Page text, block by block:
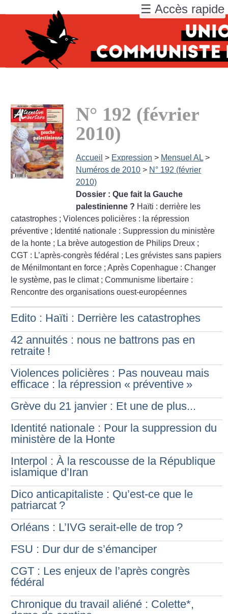
N° 192 (février
2010)
Accueil > Expression > Mensuel AL >
Numéros de 2010 > N° 192 (février
2010)
Dossier : Que fait la Gauche
palestinienne ? Haïti : derrière les
catastrophes ; Violences policières : la répression
préventive ; Identité nationale : Suppression du ministère
de la honte ; La brève autogestion de Philips Dreux ;
CGT : L’après-congrès fédéral ; Les grévistes sans papiers
de Ménilmontant en force ; Après Copenhague : Changer
le système, pas le climat ; Communisme libertaire :
Rencontre des organisations ouest-européennes
Edito : Haïti : Derrière les catastrophes
42 annuités : nous ne battrons pas en
retraite !
Violences policières : Pas nouveau mais
efficace : la répression « préventive »
Grève du 21 janvier : Et une de plus...
Identité nationale : Pour la suppression du
ministère de la Honte
Interpol : À la rescousse de la République
islamique d’Iran
Dico anticapitaliste : Qu’est-ce que le
patriarcat ?
Orléans : L’IVG serait-elle de trop ?
FSU : Dur dur de s’émanciper
CGT : Les enjeux de l’après congrès
fédéral
Chronique du travail aliéné : Colette*,
☰ Accès rapide